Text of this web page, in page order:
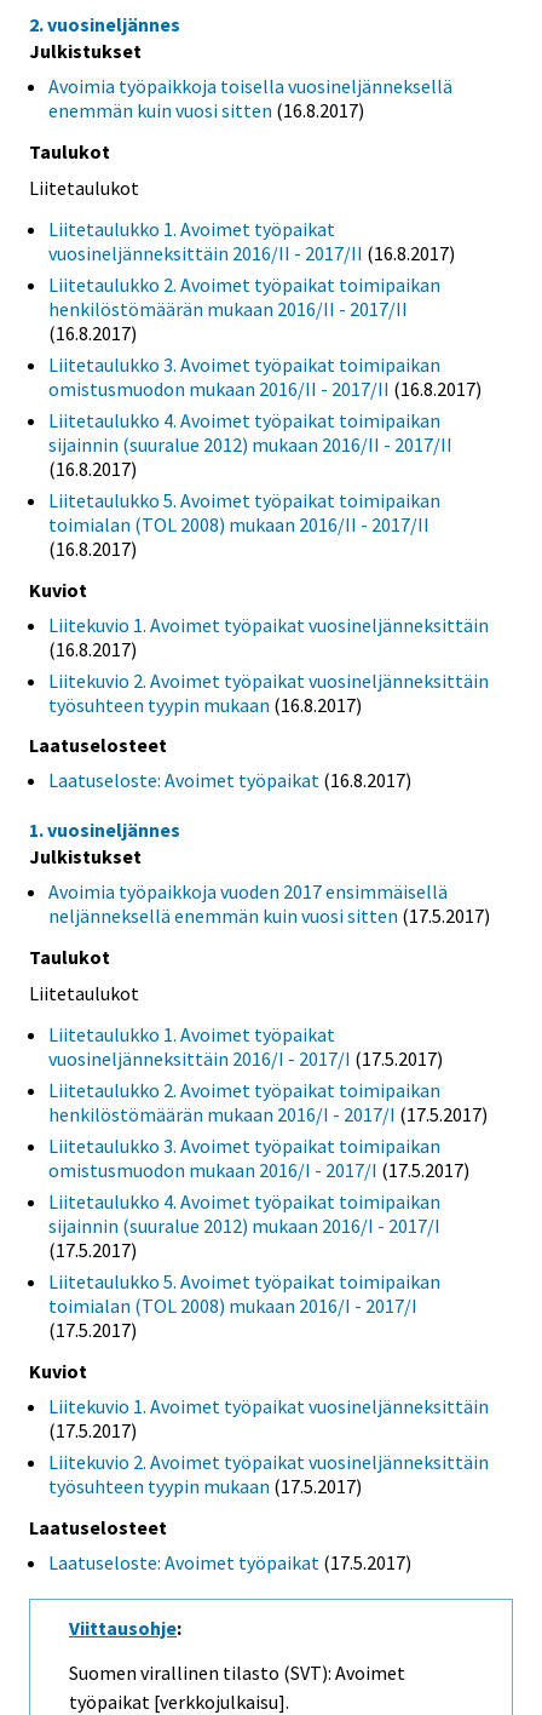
2. vuosineljännes
Julkistukset
Avoimia työpaikkoja toisella vuosineljänneksellä
enemmän kuin vuosi sitten (16.8.2017)
Taulukot
Liitetaulukot
Liitetaulukko 1. Avoimet työpaikat
vuosineljänneksittäin 2016/II - 2017/II (16.8.2017)
Liitetaulukko 2. Avoimet työpaikat toimipaikan
henkilöstömäärän mukaan 2016/II - 2017/II
(16.8.2017)
Liitetaulukko 3. Avoimet työpaikat toimipaikan
omistusmuodon mukaan 2016/II - 2017/II (16.8.2017)
Liitetaulukko 4. Avoimet työpaikat toimipaikan
sijainnin (suuralue 2012) mukaan 2016/II - 2017/II
(16.8.2017)
Liitetaulukko 5. Avoimet työpaikat toimipaikan
toimialan (TOL 2008) mukaan 2016/II - 2017/II
(16.8.2017)
Kuviot
Liitekuvio 1. Avoimet työpaikat vuosineljänneksittäin
(16.8.2017)
Liitekuvio 2. Avoimet työpaikat vuosineljänneksittäin
työsuhteen tyypin mukaan (16.8.2017)
Laatuselosteet
Laatuseloste: Avoimet työpaikat (16.8.2017)
1. vuosineljännes
Julkistukset
Avoimia työpaikkoja vuoden 2017 ensimmäisellä
neljänneksellä enemmän kuin vuosi sitten (17.5.2017)
Taulukot
Liitetaulukot
Liitetaulukko 1. Avoimet työpaikat
vuosineljänneksittäin 2016/I - 2017/I (17.5.2017)
Liitetaulukko 2. Avoimet työpaikat toimipaikan
henkilöstömäärän mukaan 2016/I - 2017/I (17.5.2017)
Liitetaulukko 3. Avoimet työpaikat toimipaikan
omistusmuodon mukaan 2016/I - 2017/I (17.5.2017)
Liitetaulukko 4. Avoimet työpaikat toimipaikan
sijainnin (suuralue 2012) mukaan 2016/I - 2017/I
(17.5.2017)
Liitetaulukko 5. Avoimet työpaikat toimipaikan
toimialan (TOL 2008) mukaan 2016/I - 2017/I
(17.5.2017)
Kuviot
Liitekuvio 1. Avoimet työpaikat vuosineljänneksittäin
(17.5.2017)
Liitekuvio 2. Avoimet työpaikat vuosineljänneksittäin
työsuhteen tyypin mukaan (17.5.2017)
Laatuselosteet
Laatuseloste: Avoimet työpaikat (17.5.2017)
Viittausohje:
Suomen virallinen tilasto (SVT): Avoimet
työpaikat [verkkojulkaisu].